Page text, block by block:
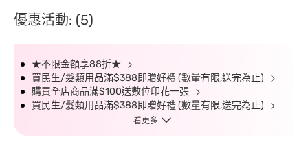
優惠活動: (5)
★不限金額享88折★
買民生/髮類用品滿$388即贈好禮 (數量有限,送完為止)
購買全店商品滿$100送數位印花一張
買民生/髮類用品滿$388即贈好禮 (數量有限,送完為止)
看更多